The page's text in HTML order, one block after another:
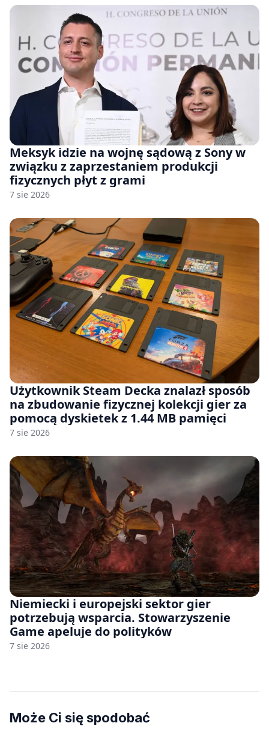
Meksyk idzie na wojnę sądową z Sony w
związku z zaprzestaniem produkcji
fizycznych płyt z grami
7 sie 2026
Użytkownik Steam Decka znalazł sposób
na zbudowanie fizycznej kolekcji gier za
pomocą dyskietek z 1.44 MB pamięci
7 sie 2026
Niemiecki i europejski sektor gier
potrzebują wsparcia. Stowarzyszenie
Game apeluje do polityków
7 sie 2026
Może Ci się spodobać